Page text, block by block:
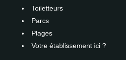
Toiletteurs
Parcs
Plages
Votre établissement ici ?